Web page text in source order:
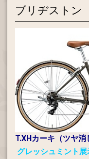
ブリヂスト
T.XHカーキ（ツヤ消
グレッシュミント展